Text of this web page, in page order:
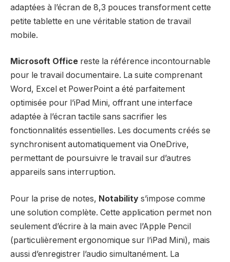
adaptées à l’écran de 8,3 pouces transforment cette
petite tablette en une véritable station de travail
mobile.
Microsoft Office reste la référence incontournable
pour le travail documentaire. La suite comprenant
Word, Excel et PowerPoint a été parfaitement
optimisée pour l’iPad Mini, offrant une interface
adaptée à l’écran tactile sans sacrifier les
fonctionnalités essentielles. Les documents créés se
synchronisent automatiquement via OneDrive,
permettant de poursuivre le travail sur d’autres
appareils sans interruption.
Pour la prise de notes, Notability s’impose comme
une solution complète. Cette application permet non
seulement d’écrire à la main avec l’Apple Pencil
(particulièrement ergonomique sur l’iPad Mini), mais
aussi d’enregistrer l’audio simultanément. La